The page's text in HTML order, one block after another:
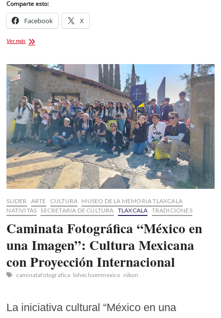
Comparte esto:
Facebook X
Ver másTlaxcala
Legado
Miguel
N.
Lira:
Un
Tributo
la
Identidad
y
la
Literatura
en
su
LXV
Aniversario
SLIDER ARTE CULTURA MUSEO DE LA MEMORIA TLAXCALA
NATIVITAS SECRETARIA DE CULTURA TLAXCALA TRADICIONES
Caminata Fotográfica “México en
una Imagen”: Cultura Mexicana
con Proyección Internacional
caminatafotografica lohechoenmexico nikon
La iniciativa cultural “México en una